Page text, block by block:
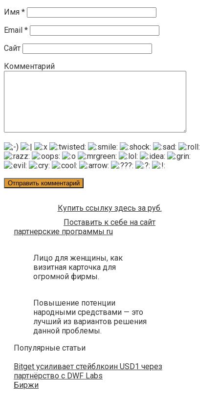
Имя *
Email *
Сайт
Комментарий
Купить ссылку здесь за руб.
Поставить к себе на сайт
партнерские программы ru
Лицо для женщины, как
визитная карточка для
огромной фирмы.
Повышение потенции
народными средствами — это
лучший из вариантов решения
данной проблемы.
Популярные статьи
Bitget усиливает стейблкоин USD1 через
партнёрство с DWF Labs
Биржи